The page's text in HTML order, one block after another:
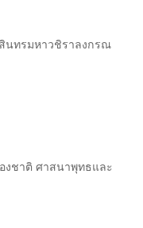
นทรมหาวชิราลงกรณ
งชาติ ศาสนาพุทธและ